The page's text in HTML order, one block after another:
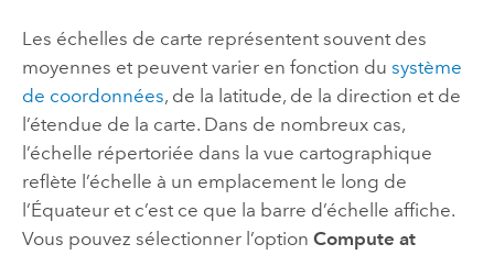
Les échelles de carte représentent souvent des
moyennes et peuvent varier en fonction du système
de coordonnées, de la latitude, de la direction et de
l’étendue de la carte. Dans de nombreux cas,
l’échelle répertoriée dans la vue cartographique
reflète l’échelle à un emplacement le long de
l’Équateur et c’est ce que la barre d’échelle affiche.
Vous pouvez sélectionner l’option Compute at